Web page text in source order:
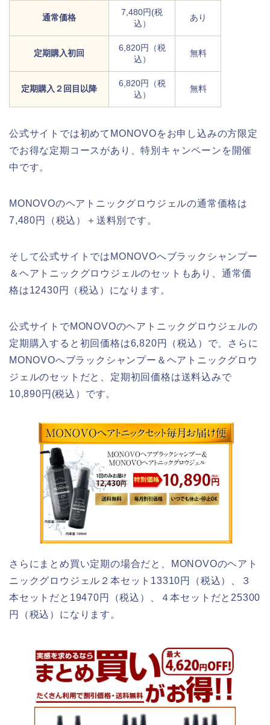
通常価格
7,480円(税
込）
あり
定期購入初回
6,820円（税
込）
無料
定期購入２回目以降
6,820円（税
込）
無料
公式サイトでは初めてMONOVOをお申し込みの方限定
でお得な定期コースがあり、特別キャンペーンを開催
中です。
MONOVOのヘアトニックグロウジェルの通常価格は
7,480円（税込）＋送料別です。
そして公式サイトではMONOVOへブラックシャンプー
＆ヘアトニックグロウジェルのセットもあり、通常価
格は12430円（税込）になります。
公式サイトでMONOVOのヘアトニックグロウジェルの
定期購入すると初回価格は6,820円（税込）で、さらに
MONOVOへブラックシャンプー＆ヘアトニックグロウ
ジェルのセットだと、定期初回価格は送料込みで
10,890円(税込）です。
さらにまとめ買い定期の場合だと、MONOVOのヘアト
ニックグロウジェル２本セット13310円（税込）、３
本セットだと19470円（税込）、４本セットだと25300
円（税込）になります。